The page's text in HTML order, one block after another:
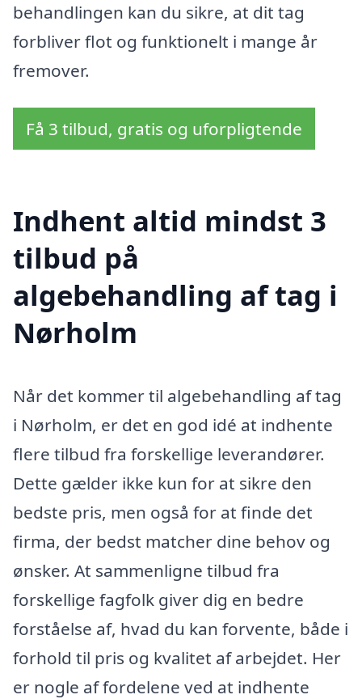
behandlingen kan du sikre, at dit tag
forbliver flot og funktionelt i mange år
fremover.
Få 3 tilbud, gratis og uforpligtende
Indhent altid mindst 3
tilbud på
algebehandling af tag i
Nørholm
Når det kommer til algebehandling af tag
i Nørholm, er det en god idé at indhente
flere tilbud fra forskellige leverandører.
Dette gælder ikke kun for at sikre den
bedste pris, men også for at finde det
firma, der bedst matcher dine behov og
ønsker. At sammenligne tilbud fra
forskellige fagfolk giver dig en bedre
forståelse af, hvad du kan forvente, både i
forhold til pris og kvalitet af arbejdet. Her
er nogle af fordelene ved at indhente